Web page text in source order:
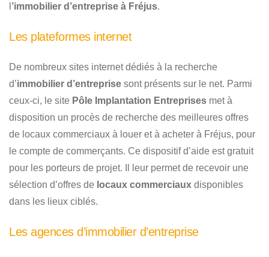
’immobilier d’entreprise à Fréjus.
Les plateformes internet
De nombreux sites internet dédiés à la recherche
d’immobilier d’entreprise sont présents sur le net. Parmi
ceux-ci, le site Pôle Implantation Entreprises met à
disposition un procès de recherche des meilleures offres
de locaux commerciaux à louer et à acheter à Fréjus, pour
le compte de commerçants. Ce dispositif d’aide est gratuit
pour les porteurs de projet. Il leur permet de recevoir une
sélection d’offres de locaux commerciaux disponibles
dans les lieux ciblés.
Les agences d’immobilier d’entreprise